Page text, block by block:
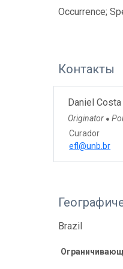
Occurrence;
Контакты
Daniel
Originator ●
Curador
efl@unb.br
Brazil